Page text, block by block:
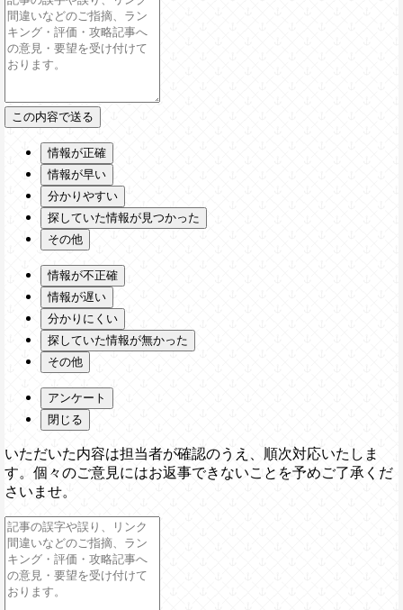
情報が正確
情報が早い
分かりやすい
探していた情報が見つかった
その他
情報が不正確
情報が遅い
分かりにくい
探していた情報が無かった
その他
アンケート
閉じる
いただいた内容は担当者が確認のうえ、順次対応いたしま
す。個々のご意見にはお返事できないことを予めご了承くだ
さいませ。